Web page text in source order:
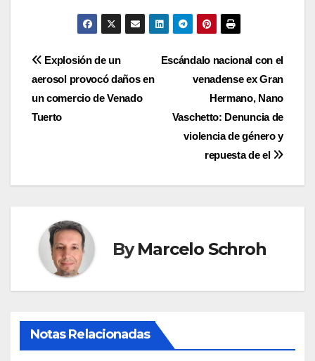
Navegación
de
entradas
Escándalo nacional con el
venadense ex Gran
Hermano, Nano
Vaschetto: Denuncia de
violencia de género y
repuesta de el
Explosión de un
aerosol provocó daños en
un comercio de Venado
Tuerto
ByMarcelo Schroh
Notas Relacionadas